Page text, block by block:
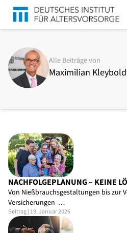
Alle Beiträge von
Maximilian
NACHFOLGEPLANUNG – KEINE
Von Nießbrauchsgestaltungen bis zur
Versicherungen …
Beitrag | 19. Januar 2026